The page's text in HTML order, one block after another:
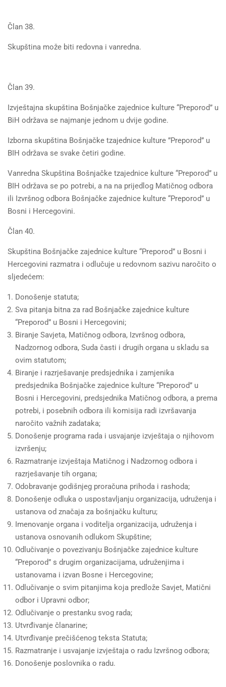
Član 38.
Skupština može biti redovna i vanredna.
Član 39.
Izvještajna skupština Bošnjačke zajednice kulture “Preporod” u
BiH održava se najmanje jednom u dvije godine.
Izborna skupština Bošnjačke tzajednice kulture ”Preporod” u
BIH održava se svake četiri godine.
Vanredna Skupština Bošnjačke tzajednice kulture “Preporod” u
BIH održava se po potrebi, a na na prijedlog Matičnog odbora
ili Izvršnog odbora Bošnjačke zajednice kulture “Preporod” u
Bosni i Hercegovini.
Član 40.
Skupština Bošnjačke zajednice kulture “Preporod” u Bosni i
Hercegovini razmatra i odlučuje u redovnom sazivu naročito o
sljedećem:
Donošenje statuta;
Sva pitanja bitna za rad Bošnjačke zajednice kulture
“Preporod” u Bosni i Hercegovini;
Biranje Savjeta, Matičnog odbora, Izvršnog odbora,
Nadzornog odbora, Suda časti i drugih organa u skladu sa
ovim statutom;
Biranje i razrješavanje predsjednika i zamjenika
predsjednika Bošnjačke zajednice kulture “Preporod” u
Bosni i Hercegovini, predsjednika Matičnog odbora, a prema
potrebi, i posebnih odbora ili komisija radi izvršavanja
naročito važnih zadataka;
Donošenje programa rada i usvajanje izvještaja o njihovom
izvršenju;
Razmatranje izvještaja Matičnog i Nadzornog odbora i
razrješavanje tih organa;
Odobravanje godišnjeg proračuna prihoda i rashoda;
Donošenje odluka o uspostavljanju organizacija, udruženja i
ustanova od značaja za bošnjačku kulturu;
Imenovanje organa i voditelja organizacija, udruženja i
ustanova osnovanih odlukom Skupštine;
Odlučivanje o povezivanju Bošnjačke zajednice kulture
“Preporod” s drugim organizacijama, udruženjima i
ustanovama i izvan Bosne i Hercegovine;
Odlučivanje o svim pitanjima koja predlože Savjet, Matični
odbor i Upravni odbor;
Odlučivanje o prestanku svog rada;
Utvrđivanje članarine;
Utvrđivanje prečišćenog teksta Statuta;
Razmatranje i usvajanje izvještaja o radu Izvršnog odbora;
Donošenje poslovnika o radu.